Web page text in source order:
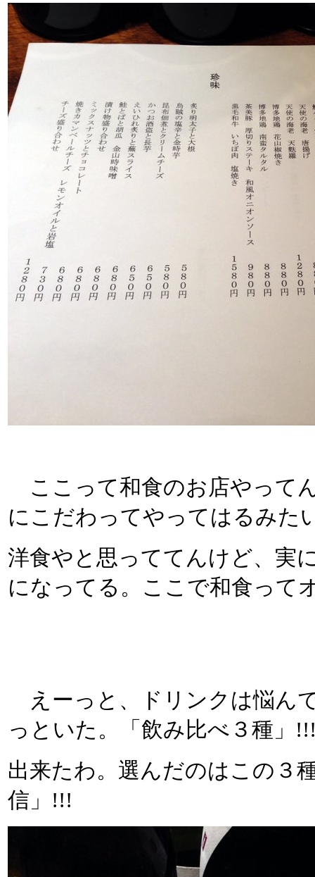
ここって和食のお店やって
にこだわってやってはるみた
洋食やと思っててんけど、実
になってる。ここで和食って
えーっと、ドリンクは悩ん
っといた。「飲み比べ３種
出来たわ。選んだのはこの３
信」!!!